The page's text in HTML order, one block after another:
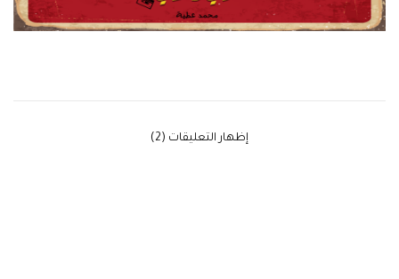
‫إظهار التعليقات (2)